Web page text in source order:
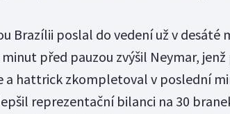
Brazílii poslal do vedení už v desáté
minut před pauzou zvýšil Neymar,
a hattrick zkompletoval v poslední
reprezentační bilanci na 30